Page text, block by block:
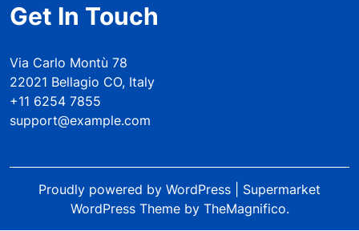
Get In Touch
Via Carlo Montù 78
22021 Bellagio CO, Italy
+11 6254 7855
support@example.com
Proudly powered by WordPress
Supermarket
WordPress Theme by TheMagnifico.